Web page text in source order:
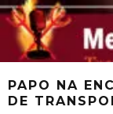
PAPO NA
DE